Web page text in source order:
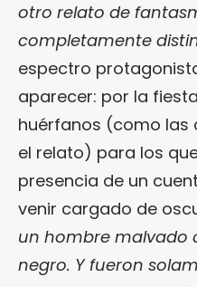
otro relato de
completamente
espectro
aparecer: por la
huérfanos (como las
el relato) para los
presencia de un
venir cargado de
un hombre malvado
negro. Y fueron